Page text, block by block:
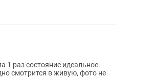
1 раз состояние идеальное.
смотрится в живую, фото не